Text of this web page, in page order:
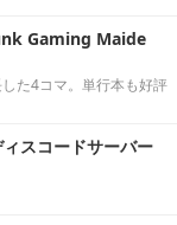
Gaming Maide
た4コマ。単行本も好評
スコードサーバー